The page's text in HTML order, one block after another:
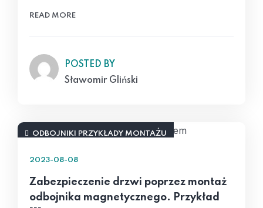
READ MORE
POSTED BY
Sławomir Gliński
ODBOJNIKI PRZYKŁADY MONTAŻU
2023-08-08
Zabezpieczenie drzwi poprzez montaż
odbojnika magnetycznego. Przykład